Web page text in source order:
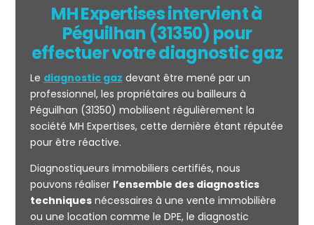
Mesurage
CARREZ
MH Expertises intervient à
Péguilhan (31350) pour
effectuer votre diagnostic gaz
Le diagnostic gaz devant être mené par un
professionnel, les propriétaires ou bailleurs à
Péguilhan (31350) mobilisent régulièrement la
société MH Expertises, cette dernière étant réputée
pour être réactive.
Diagnostiqueurs immobiliers certifiés, nous
pouvons réaliser l’ensemble des diagnostics
techniquesnécessaires à une vente immobilière
ou une location comme le DPE, le diagnostic